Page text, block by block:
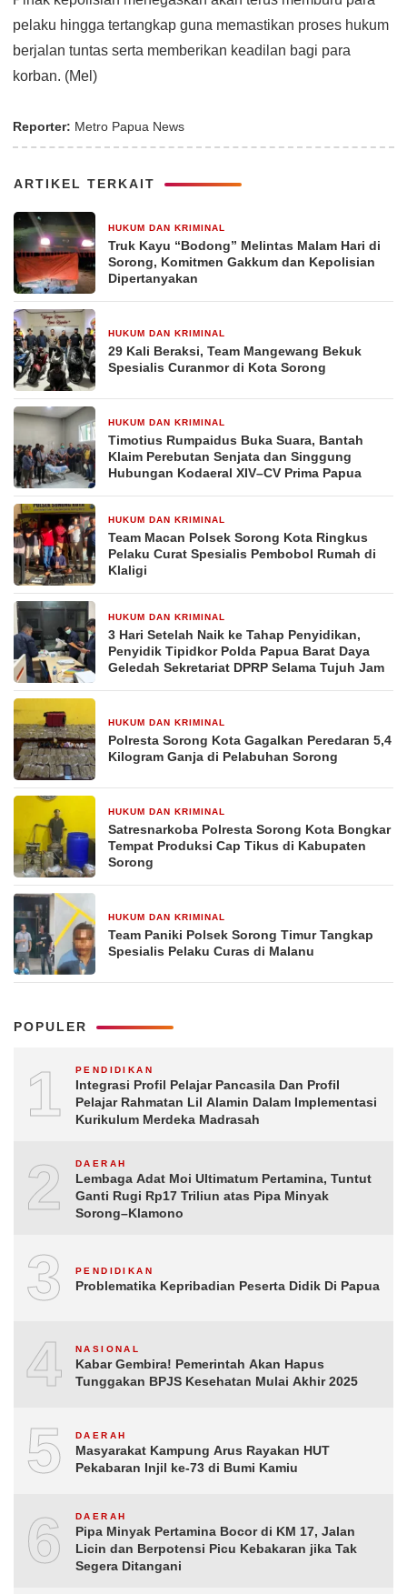
pelaku hingga tertangkap guna memastikan proses hukum
berjalan tuntas serta memberikan keadilan bagi para
korban. (Mel)
Reporter: Metro Papua News
ARTIKEL TERKAIT
HUKUM DAN KRIMINAL
Truk Kayu “Bodong” Melintas Malam Hari di
Sorong, Komitmen Gakkum dan Kepolisian
Dipertanyakan
HUKUM DAN KRIMINAL
29 Kali Beraksi, Team Mangewang Bekuk
Spesialis Curanmor di Kota Sorong
HUKUM DAN KRIMINAL
Timotius Rumpaidus Buka Suara, Bantah
Klaim Perebutan Senjata dan Singgung
Hubungan Kodaeral XIV–CV Prima Papua
HUKUM DAN KRIMINAL
Team Macan Polsek Sorong Kota Ringkus
Pelaku Curat Spesialis Pembobol Rumah di
Klaligi
HUKUM DAN KRIMINAL
3 Hari Setelah Naik ke Tahap Penyidikan,
Penyidik Tipidkor Polda Papua Barat Daya
Geledah Sekretariat DPRP Selama Tujuh Jam
HUKUM DAN KRIMINAL
Polresta Sorong Kota Gagalkan Peredaran 5,4
Kilogram Ganja di Pelabuhan Sorong
HUKUM DAN KRIMINAL
Satresnarkoba Polresta Sorong Kota Bongkar
Tempat Produksi Cap Tikus di Kabupaten
Sorong
HUKUM DAN KRIMINAL
Team Paniki Polsek Sorong Timur Tangkap
Spesialis Pelaku Curas di Malanu
POPULER
1 PENDIDIKAN
Integrasi Profil Pelajar Pancasila Dan Profil
Pelajar Rahmatan Lil Alamin Dalam Implementasi
Kurikulum Merdeka Madrasah
2 DAERAH
Lembaga Adat Moi Ultimatum Pertamina, Tuntut
Ganti Rugi Rp17 Triliun atas Pipa Minyak
Sorong–Klamono
3 PENDIDIKAN
Problematika Kepribadian Peserta Didik Di Papua
4 NASIONAL
Kabar Gembira! Pemerintah Akan Hapus
Tunggakan BPJS Kesehatan Mulai Akhir 2025
5 DAERAH
Masyarakat Kampung Arus Rayakan HUT
Pekabaran Injil ke-73 di Bumi Kamiu
6 DAERAH
Pipa Minyak Pertamina Bocor di KM 17, Jalan
Licin dan Berpotensi Picu Kebakaran jika Tak
Segera Ditangani